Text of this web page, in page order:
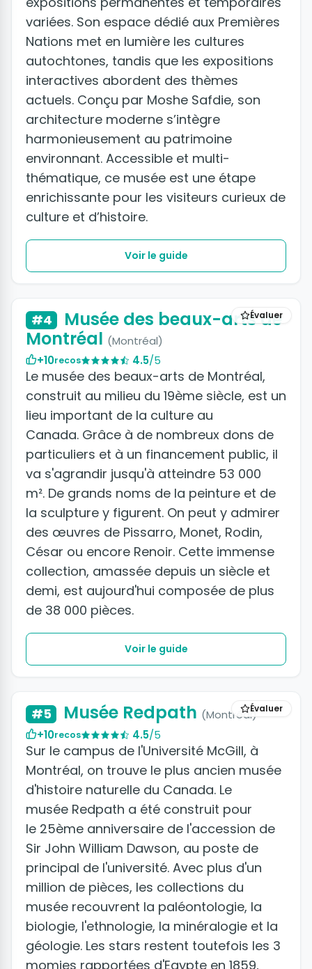
variées. Son espace dédié aux Premières
Nations met en lumière les cultures
autochtones, tandis que les expositions
interactives abordent des thèmes
actuels. Conçu par Moshe Safdie, son
architecture moderne s’intègre
harmonieusement au patrimoine
environnant. Accessible et multi-
thématique, ce musée est une étape
enrichissante pour les visiteurs curieux de
culture et d’histoire.
Voir le guide
Évaluer
#4
Musée des beaux-arts de
Montréal (Montréal)
+10recos 4.5/5
Le musée des beaux-arts de Montréal,
construit au milieu du 19ème siècle, est un
lieu important de la culture au
Canada. Grâce à de nombreux dons de
particuliers et à un financement public, il
va s'agrandir jusqu'à atteindre 53 000
m². De grands noms de la peinture et de
la sculpture y figurent. On peut y admirer
des œuvres de Pissarro, Monet, Rodin,
César ou encore Renoir. Cette immense
collection, amassée depuis un siècle et
demi, est aujourd'hui composée de plus
de 38 000 pièces.
Voir le guide
Évaluer
#5 Musée Redpath (Montréal)
+10recos 4.5/5
Sur le campus de l'Université McGill, à
Montréal, on trouve le plus ancien musée
d'histoire naturelle du Canada. Le
musée Redpath a été construit pour
le 25ème anniversaire de l'accession de
Sir John William Dawson, au poste de
principal de l'université. Avec plus d'un
million de pièces, les collections du
musée recouvrent la paléontologie, la
biologie, l'ethnologie, la minéralogie et la
géologie. Les stars restent toutefois les 3
momies rapportées d'Egypte en 1859,